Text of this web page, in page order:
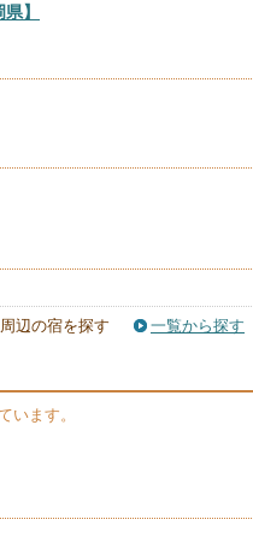
県】
辺の宿を探す
一覧から探す
います。